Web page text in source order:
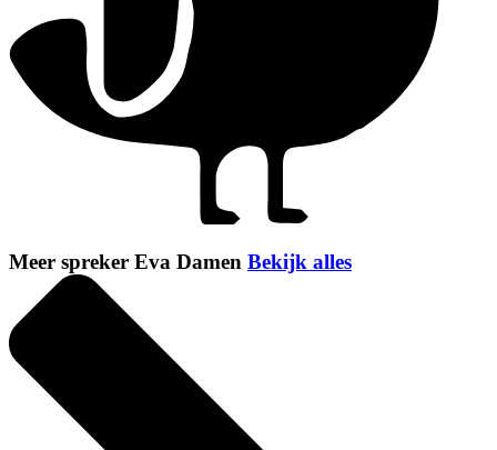
Meer spreker Eva Damen Bekijk alles